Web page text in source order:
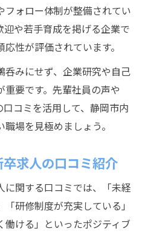
ォロー体制が整備されてい
迎や若手育成を掲げる企業で
性が評価されています。
呑みにせず、企業研究や自己
要です。先輩社員の声や
コミを活用して、静岡市内
場を見極めましょう。
求人の口コミ紹介
関する口コミでは、「未経
研修制度が充実している」
働ける」といったポジティブ